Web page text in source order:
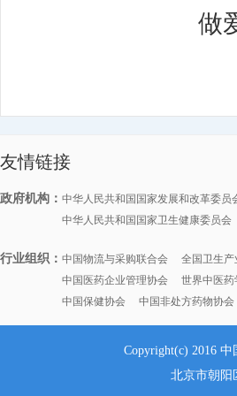
做爱
友情链接
政府机构： 中华人民共和国国家发展和改革委员
中华人民共和国国家卫生健康委员会
行业组织： 中国物流与采购联合会 全国卫生
中国医药企业管理协会
世界中医
中国保健协会
中国非处方药物协会
Copyright(c) 2016
北京市朝阳